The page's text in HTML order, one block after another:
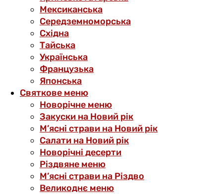
Мексиканська
Середземноморська
Східна
Тайська
Українська
Французька
Японська
Святкове меню
Новорічне меню
Закуски на Новий рік
М’ясні страви на Новий рік
Салати на Новий рік
Новорічні десерти
Різдвяне меню
М’ясні страви на Різдво
Великоднє меню